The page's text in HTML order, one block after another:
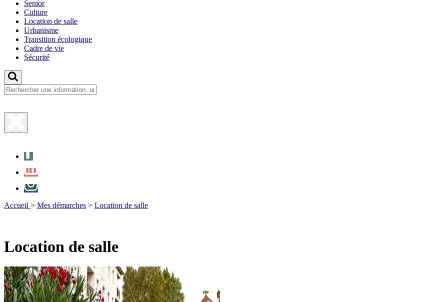
Senior
Culture
Location de salle
Urbanisme
Transition écologique
Cadre de vie
Sécurité
Fermer
Accueil > Mes démarches > Location de salle
Location de salle